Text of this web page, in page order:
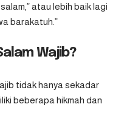
atau lebih baik lagi
barakatuh.”
Wajib?
tidak hanya sekadar
beberapa hikmah dan